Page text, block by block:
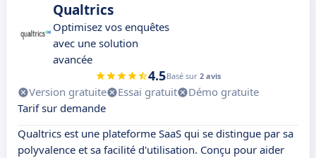
Qualtrics
Optimisez vos enquêtes
avec une solution
avancée
4.5Basé sur 2 avis
Version gratuite Essai gratuit
Démo gratuite
Tarif sur demande
Qualtrics est une plateforme SaaS qui se distingue par sa
polyvalence et sa facilité d'utilisation. Conçu pour aider